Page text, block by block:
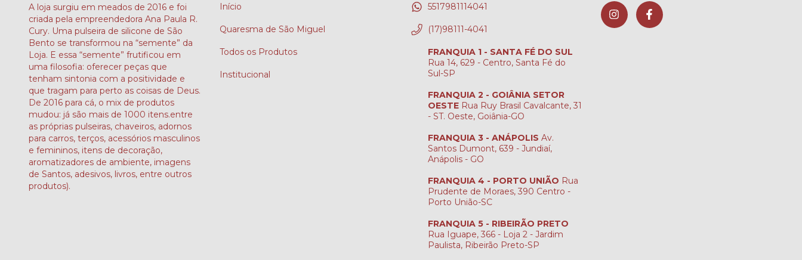
A loja surgiu em meados de 2016 e foi
criada pela empreendedora Ana Paula R.
Cury. Uma pulseira de silicone de São
Bento se transformou na “semente” da
Loja. E essa “semente” frutificou em
uma filosofia: oferecer peças que
tenham sintonia com a positividade e
que tragam para perto as coisas de Deus.
De 2016 para cá, o mix de produtos
mudou: já são mais de 1000 itens.entre
as próprias pulseiras, chaveiros, adornos
para carros, terços, acessórios masculinos
e femininos, itens de decoração,
aromatizadores de ambiente, imagens
de Santos, adesivos, livros, entre outros
produtos).
Início
Quaresma de São Miguel
Todos os Produtos
Institucional
5517981114041
(17)98111-4041
FRANQUIA 1 - SANTA FÉ DO SUL
Rua 14, 629 - Centro, Santa Fé do
Sul-SP
FRANQUIA 2 - GOIÂNIA SETOR
OESTE Rua Ruy Brasil Cavalcante, 31
- ST. Oeste, Goiânia-GO
FRANQUIA 3 - ANÁPOLIS Av.
Santos Dumont, 639 - Jundiaí,
Anápolis - GO
FRANQUIA 4 - PORTO UNIÃO Rua
Prudente de Moraes, 390 Centro -
Porto União-SC
FRANQUIA 5 - RIBEIRÃO PRETO
Rua Iguape, 366 - Loja 2 - Jardim
Paulista, Ribeirão Preto-SP